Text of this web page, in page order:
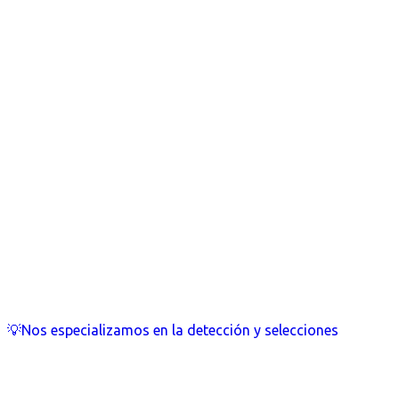
💡Nos especializamos en la detección y selecciones